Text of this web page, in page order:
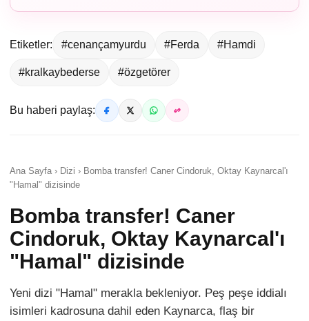
Etiketler: #cenançamyurdu #Ferda #Hamdi
#kralkaybederse #özgetörer
Bu haberi paylaş:
Ana Sayfa › Dizi › Bomba transfer! Caner Cindoruk, Oktay Kaynarcal'ı
"Hamal" dizisinde
Bomba transfer! Caner
Cindoruk, Oktay Kaynarcal'ı
"Hamal" dizisinde
Yeni dizi "Hamal" merakla bekleniyor. Peş peşe iddialı
isimleri kadrosuna dahil eden Kaynarca, flaş bir